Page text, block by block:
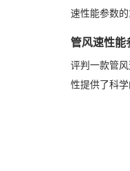
速性能参数
管风速性能
评判一款管
性提供了科